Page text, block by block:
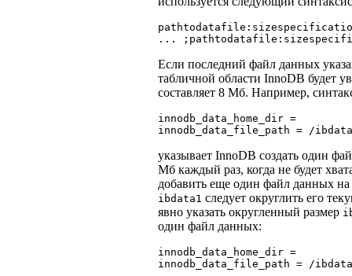
Если последний файл данных
табличной области InnoDB будет
составляет 8 Мб. Например,
innodb_data_home_dir =
указывает InnoDB создать один
Мб каждый раз, когда не будет
добавить еще один файл данных
ibdata1 следует округлить его
явно указать округленный размер
один файл данных:
innodb_data_home_dir =